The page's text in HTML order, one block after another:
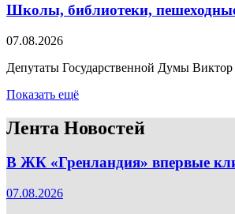
Школы, библиотеки,
07.08.2026
Депутаты Государственной Думы
Показать ещё
Лента Новостей
В ЖК «Гренландия» впервые
07.08.2026